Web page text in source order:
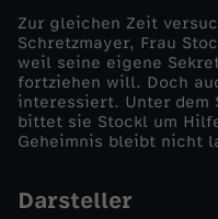
e
w
o
l
Zur gleichen Zeit
Schretzmayer, Frau
weil seine eigene
fortziehen will. Doch
interessiert. Unter dem
bittet sie Stockl um
Geheimnis bleibt nicht
Darsteller